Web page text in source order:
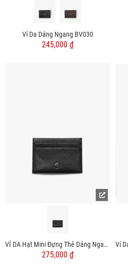
Ví Da Dáng Ngang BV030
245,000 ₫
VÍ DA Hạt Mini Đựng Thẻ Dáng Ngang BV062
275,000 ₫